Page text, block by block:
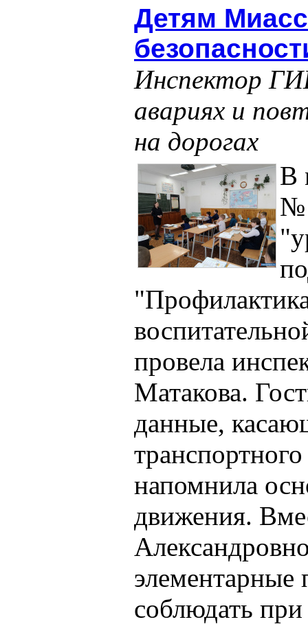
Детям
Инспектор
авариях и
на дорогах
В
№
провела
Матакова.
данные,
напомнила
движения.
элементарные
соблюдать